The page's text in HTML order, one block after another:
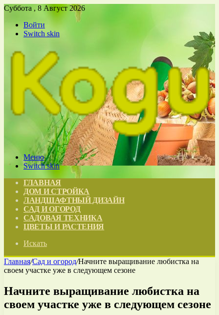
Суббота , 8 Август 2026
Войти
Switch skin
Меню
Switch skin
ГЛАВНАЯ
ДОМ И СТРОЙКА
ЛАНДШАФТНЫЙ ДИЗАЙН
САД И ОГОРОД
САДОВАЯ ТЕХНИКА
ЦВЕТЫ И РАСТЕНИЯ
Искать
Главная/Сад и огород/Начните выращивание любистка на
своем участке уже в следующем сезоне
Начните выращивание любистка на
своем участке уже в следующем сезоне